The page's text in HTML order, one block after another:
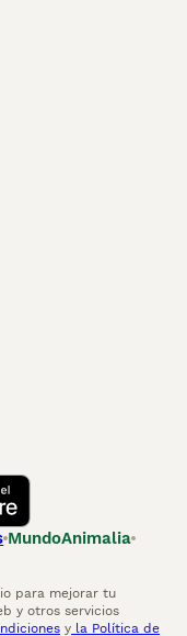
MundoAnimalia
para mejorar tu
y otros servicios
y la Política de